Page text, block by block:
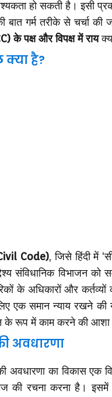
हो सकती है। इसी
बात गर्म तरीके से
के पक्ष और विपक्ष में राय
क्या है?
Code), जिसे हिंदी में
संविधानिक विभाजन
के अधिकारों और कर्तव्यों
एक समान न्याय रखने की
के रूप में काम करने की आशा
अवधारणा
अवधारणा का विकास एक
की रचना करना है। इसमें